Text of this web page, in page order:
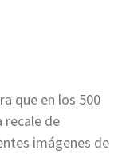
que en los 500
de
imágenes de